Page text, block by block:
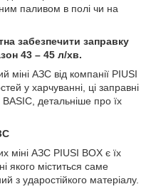
паливом в полі чи на
забезпечити заправку
43 – 45 л/хв.
міні АЗС від компанії PIUSI
у харчуванні, ці заправні
BASIC, детальніше про їх
міні АЗС PIUSI BOX є їх
якого міститься саме
з ударостійкого матеріалу.